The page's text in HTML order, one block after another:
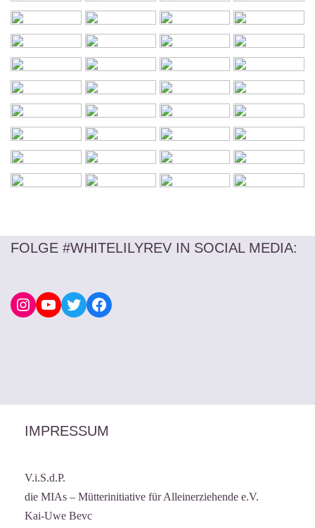
FOLGE #WHITELILYREV IN SOCIAL MEDIA:
IMPRESSUM
V.i.S.d.P.
die MIAs – Mütterinitiative für Alleinerziehende e.V.
Kai-Uwe Bevc